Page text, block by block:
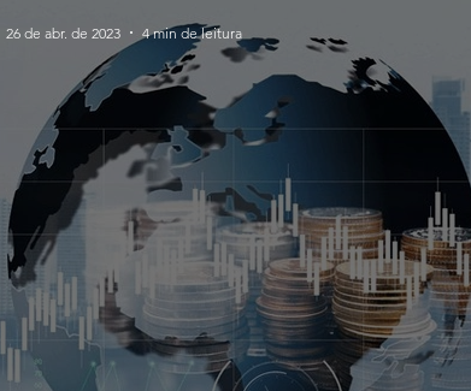
26 de abr. de 2023 4 min de leitura